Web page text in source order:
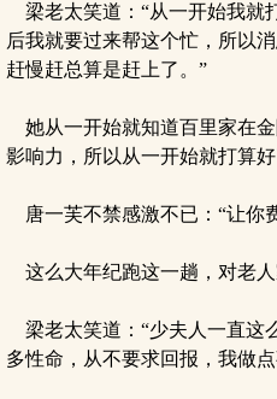
梁老太笑道：“从一开始我就
后我就要过来帮这个忙，所以
赶慢赶总算是赶上了。”
她从一开始就知道百里家在
影响力，所以从一开始就打算
唐一芙不禁感激不已：“让你
这么大年纪跑这一趟，对老人
梁老太笑道：“少夫人一直这
多性命，从不要求回报，我做